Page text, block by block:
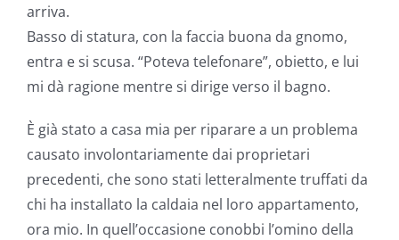
arriva.
Basso di statura, con la faccia buona da gnomo,
entra e si scusa. “Poteva telefonare”, obietto, e lui
mi dà ragione mentre si dirige verso il bagno.
È già stato a casa mia per riparare a un problema
causato involontariamente dai proprietari
precedenti, che sono stati letteralmente truffati da
chi ha installato la caldaia nel loro appartamento,
ora mio. In quell’occasione conobbi l’omino della